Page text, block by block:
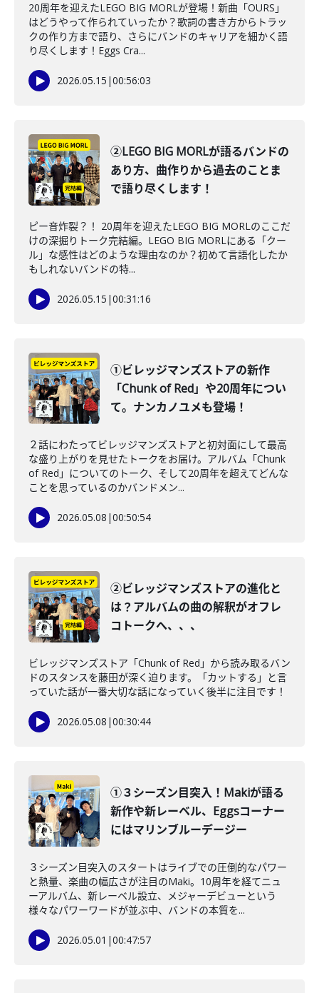
20周年を迎えたLEGO BIG MORLが登場！新曲「OURS」
はどうやって作られていったか？歌詞の書き方からトラッ
クの作り方まで語り、さらにバンドのキャリアを細かく語
り尽くします！Eggs Cra...
2026.05.15 |00:56:03
②LEGO BIG MORLが語るバンドの
あり方、曲作りから過去のことま
で語り尽くします！
ピー音炸裂？！ 20周年を迎えたLEGO BIG MORLのここだ
けの深掘りトーク完結編。LEGO BIG MORLにある「クー
ル」な感性はどのような理由なのか？初めて言語化したか
もしれないバンドの特...
2026.05.15 |00:31:16
①ビレッジマンズストアの新作
「Chunk of Red」や20周年につい
て。ナンカノユメも登場！
２話にわたってビレッジマンズストアと初対面にして最高
な盛り上がりを見せたトークをお届け。アルバム「Chunk
of Red」についてのトーク、そして20周年を超えてどんな
ことを思っているのかバンドメン...
2026.05.08 |00:50:54
②ビレッジマンズストアの進化と
は？アルバムの曲の解釈がオフレ
コトークへ、、、
ビレッジマンズストア「Chunk of Red」から読み取るバン
ドのスタンスを藤田が深く迫ります。「カットする」と言
っていた話が一番大切な話になっていく後半に注目です！
2026.05.08 |00:30:44
①３シーズン目突入！Makiが語る
新作や新レーベル、Eggsコーナー
にはマリンブルーデージー
３シーズン目突入のスタートはライブでの圧倒的なパワー
と熱量、楽曲の幅広さが注目のMaki。10周年を経てニュ
ーアルバム、新レーベル設立、メジャーデビューという
様々なパワーワードが並ぶ中、バンドの本質を...
2026.05.01 |00:47:57